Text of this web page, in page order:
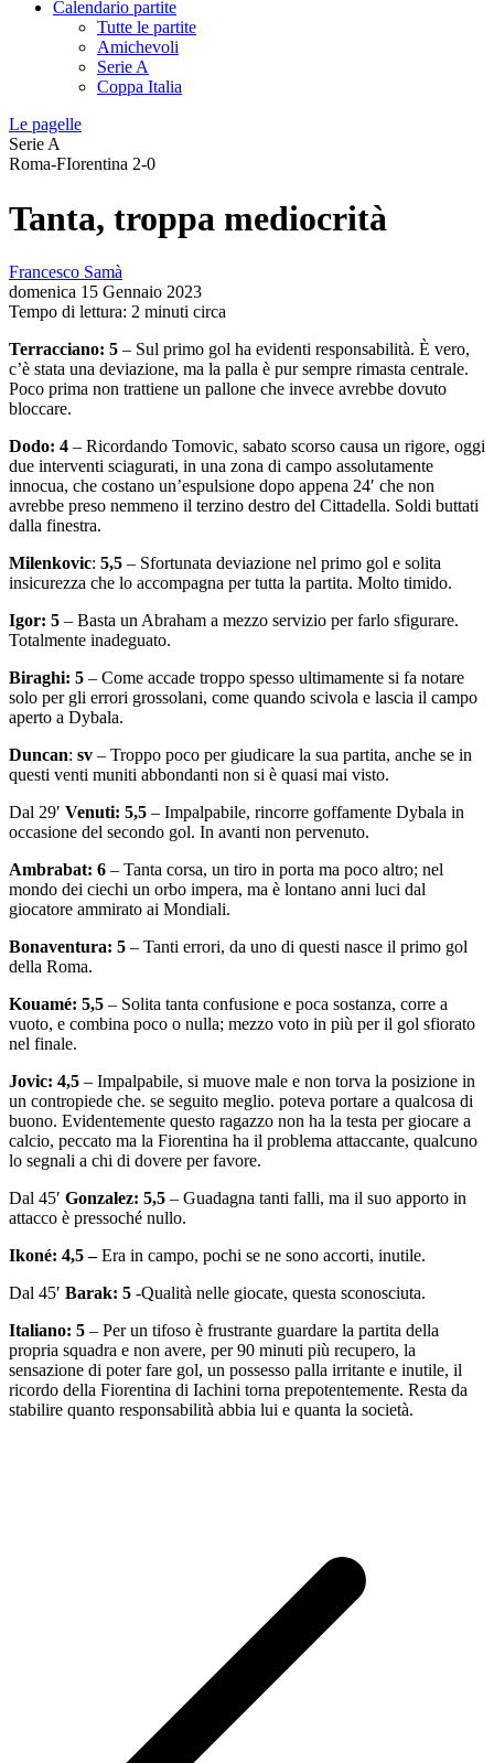
Calendario partite
Tutte le partite
Amichevoli
Serie A
Coppa Italia
Le pagelle
Serie A
Roma-FIorentina 2-0
Tanta, troppa mediocrità
Francesco Samà
domenica 15 Gennaio 2023
Tempo di lettura: 2 minuti circa
Terracciano: 5 – Sul primo gol ha evidenti responsabilità. È vero,
c’è stata una deviazione, ma la palla è pur sempre rimasta centrale.
Poco prima non trattiene un pallone che invece avrebbe dovuto
bloccare.
Dodo: 4 – Ricordando Tomovic, sabato scorso causa un rigore, oggi
due interventi sciagurati, in una zona di campo assolutamente
innocua, che costano un’espulsione dopo appena 24′ che non
avrebbe preso nemmeno il terzino destro del Cittadella. Soldi buttati
dalla finestra.
Milenkovic: 5,5 – Sfortunata deviazione nel primo gol e solita
insicurezza che lo accompagna per tutta la partita. Molto timido.
Igor: 5 – Basta un Abraham a mezzo servizio per farlo sfigurare.
Totalmente inadeguato.
Biraghi: 5 – Come accade troppo spesso ultimamente si fa notare
solo per gli errori grossolani, come quando scivola e lascia il campo
aperto a Dybala.
Duncan: sv – Troppo poco per giudicare la sua partita, anche se in
questi venti muniti abbondanti non si è quasi mai visto.
Dal 29′ Venuti: 5,5 – Impalpabile, rincorre goffamente Dybala in
occasione del secondo gol. In avanti non pervenuto.
Ambrabat: 6 – Tanta corsa, un tiro in porta ma poco altro; nel
mondo dei ciechi un orbo impera, ma è lontano anni luci dal
giocatore ammirato ai Mondiali.
Bonaventura: 5 – Tanti errori, da uno di questi nasce il primo gol
della Roma.
Kouamé: 5,5 – Solita tanta confusione e poca sostanza, corre a
vuoto, e combina poco o nulla; mezzo voto in più per il gol sfiorato
nel finale.
Jovic: 4,5 – Impalpabile, si muove male e non torva la posizione in
un contropiede che. se seguito meglio. poteva portare a qualcosa di
buono. Evidentemente questo ragazzo non ha la testa per giocare a
calcio, peccato ma la Fiorentina ha il problema attaccante, qualcuno
lo segnali a chi di dovere per favore.
Dal 45′ Gonzalez: 5,5 – Guadagna tanti falli, ma il suo apporto in
attacco è pressoché nullo.
Ikoné: 4,5 –Era in campo, pochi se ne sono accorti, inutile.
Dal 45′ Barak: 5 -Qualità nelle giocate, questa sconosciuta.
Italiano: 5 – Per un tifoso è frustrante guardare la partita della
propria squadra e non avere, per 90 minuti più recupero, la
sensazione di poter fare gol, un possesso palla irritante e inutile, il
ricordo della Fiorentina di Iachini torna prepotentemente. Resta da
stabilire quanto responsabilità abbia lui e quanta la società.